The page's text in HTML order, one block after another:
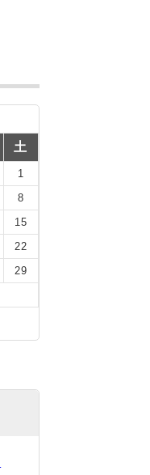
土
1
8
15
22
29